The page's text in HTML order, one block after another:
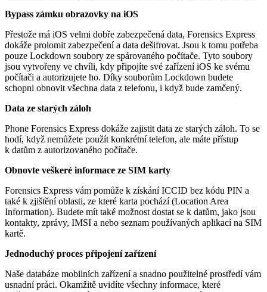
Bypass zámku obrazovky na iOS
Přestože má iOS velmi dobře zabezpečená data, Forensics Express
dokáže prolomit zabezpečení a data dešifrovat. Jsou k tomu potřeba
pouze Lockdown soubory ze spárovaného počítače. Tyto soubory
jsou vytvořeny ve chvíli, kdy připojíte své zařízení iOS ke svému
počítači a autorizujete ho. Díky souborům Lockdown budete
schopni obnovit všechna data z telefonu, i když bude zamčený.
Data ze starých záloh
Phone Forensics Express dokáže zajistit data ze starých záloh. To se
hodí, když nemůžete použít konkrétní telefon, ale máte přístup
k datům z autorizovaného počítače.
Obnovte veškeré informace ze SIM karty
Forensics Express vám pomůže k získání ICCID bez kódu PIN a
také k zjištění oblasti, ze které karta pochází (Location Area
Information). Budete mít také možnost dostat se k datům, jako jsou
kontakty, zprávy, IMSI a nebo seznam používaných aplikací na SIM
kartě.
Jednoduchý proces připojení zařízení
Naše databáze mobilních zařízení a snadno použitelné prostředí vám
usnadní práci. Okamžitě uvidíte všechny informace, které